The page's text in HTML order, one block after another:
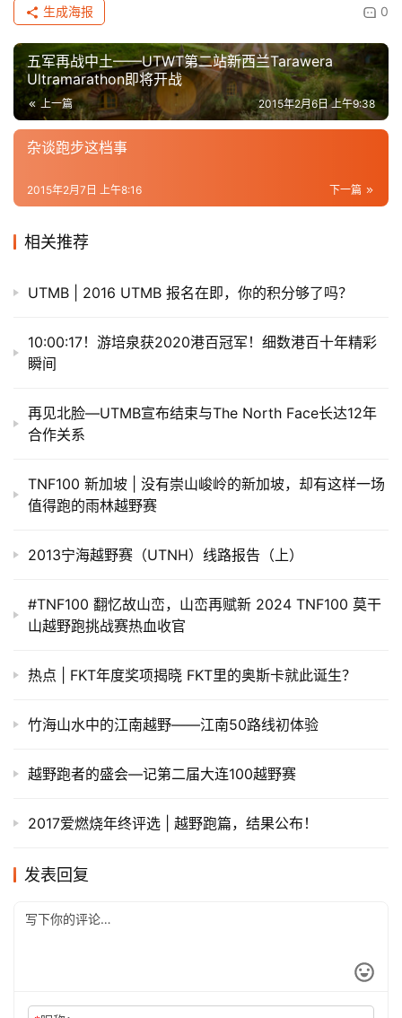
0
生成海报
五军再战中土——UTWT第二站新西兰Tarawera
Ultramarathon即将开战
上一篇 2015年2月6日 上午9:38
杂谈跑步这档事
下一篇
2015年2月7日 上午8:16
相关推荐
UTMB | 2016 UTMB 报名在即，你的积分够了吗？
10:00:17！游培泉获2020港百冠军！细数港百十年精彩
瞬间
​再见北脸—UTMB宣布结束与The North Face长达12年
合作关系
TNF100 新加坡 | 没有崇山峻岭的新加坡，却有这样一场
值得跑的雨林越野赛
2013宁海越野赛（UTNH）线路报告（上）
#TNF100 翻忆故山峦，山峦再赋新 2024 TNF100 莫干
山越野跑挑战赛热血收官
热点 | FKT年度奖项揭晓 FKT里的奥斯卡就此诞生？
竹海山水中的江南越野——江南50路线初体验
越野跑者的盛会—记第二届大连100越野赛
2017爱燃烧年终评选 | 越野跑篇，结果公布！
发表回复